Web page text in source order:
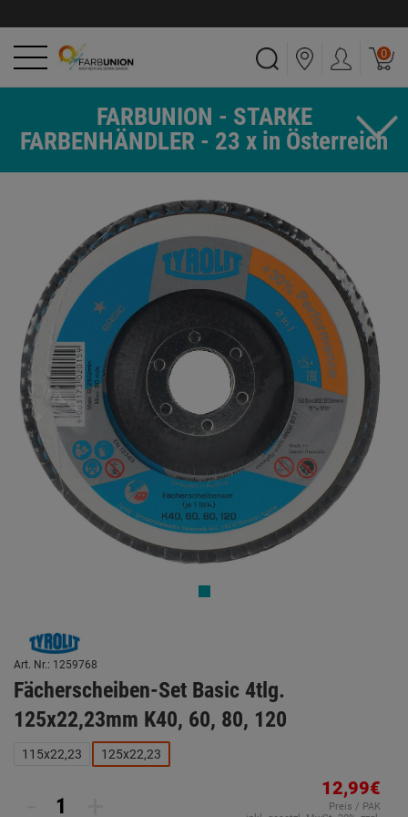
0
FARBUNION - STARKE
FARBENHÄNDLER - 23 x in Österreich
Art. Nr.: 1259768
Fächerscheiben-Set Basic 4tlg.
125x22,23mm K40, 60, 80, 120
115x22,23 125x22,23
12,99€
Preis / PAK